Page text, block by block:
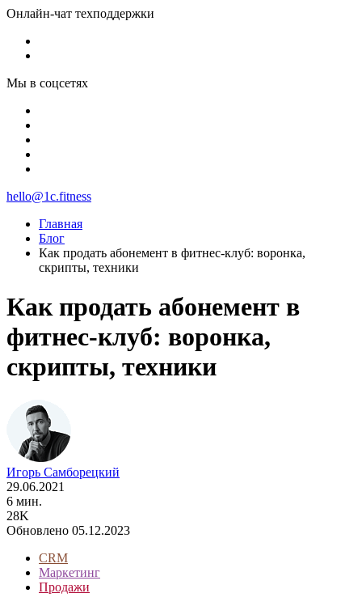
Онлайн-чат техподдержки
Мы в соцсетях
hello@1c.fitness
Главная
Блог
Как продать абонемент в фитнес-клуб: воронка,
скрипты, техники
Как продать абонемент в
фитнес-клуб: воронка,
скрипты, техники
Игорь Самборецкий
29.06.2021
6 мин.
28K
Обновлено 05.12.2023
CRM
Маркетинг
Продажи